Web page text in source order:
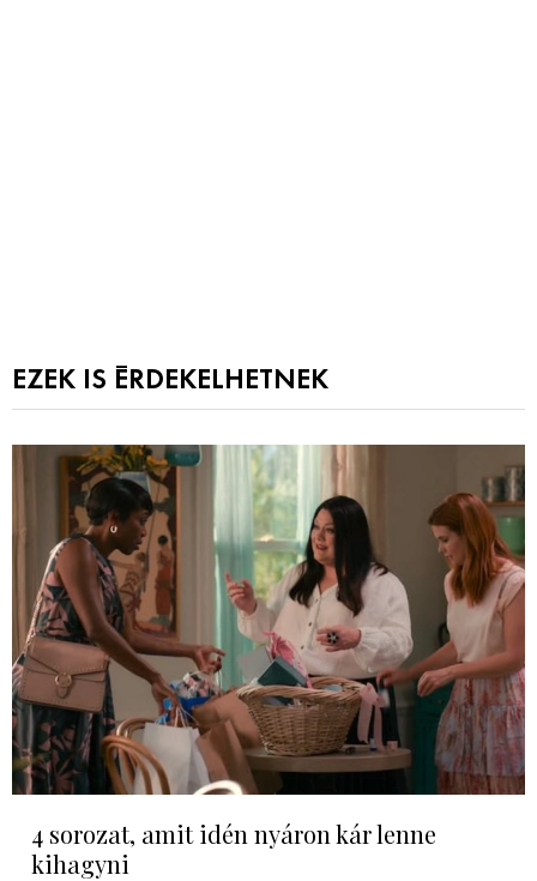
EZEK IS ÉRDEKELHETNEK
4 sorozat, amit idén nyáron kár lenne
kihagyni